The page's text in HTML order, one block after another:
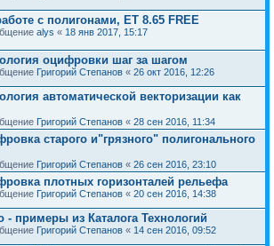
с полигонами, ET 8.65 FREE
alys « 18 янв 2017, 15:17
оцифровки шаг за шагом
Григорий Степанов « 26 окт 2016, 12:26
автоматической векторизации как
Григорий Степанов « 28 сен 2016, 11:34
старого и"грязного" полигонального
Григорий Степанов « 26 сен 2016, 23:10
плотных горизонталей рельефа
Григорий Степанов « 20 сен 2016, 14:38
- примеры из Каталога Технологий
Григорий Степанов « 14 сен 2016, 09:52